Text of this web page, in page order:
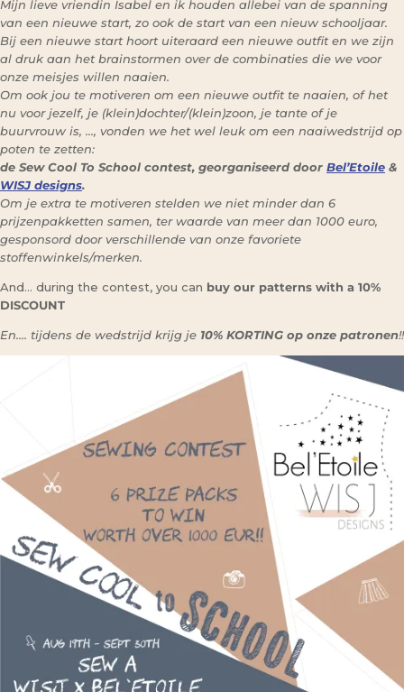
Mijn lieve vriendin Isabel en ik houden allebei van de spanning
van een nieuwe start, zo ook de start van een nieuw schooljaar.
Bij een nieuwe start hoort uiteraard een nieuwe outfit en we zijn
al druk aan het brainstormen over de combinaties die we voor
onze meisjes willen naaien.
Om ook jou te motiveren om een nieuwe outfit te naaien, of het
nu voor jezelf, je (klein)dochter/(klein)zoon, je tante of je
buurvrouw is, …, vonden we het wel leuk om een naaiwedstrijd op
poten te zetten:
de Sew Cool To School contest, georganiseerd door Bel’Etoile &
WISJ designs.
Om je extra te motiveren stelden we niet minder dan 6
prijzenpakketten samen, ter waarde van meer dan 1000 euro,
gesponsord door verschillende van onze favoriete
stoffenwinkels/merken.
And… during the contest, you can buy our patterns with a 10%
DISCOUNT
En…. tijdens de wedstrijd krijg je 10% KORTING op onze patronen!!